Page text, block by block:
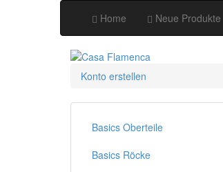
Home Neue Produkte
Konto erstellen
Basics Oberteile
Basics Röcke